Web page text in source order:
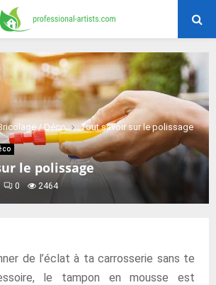
/ Déco Tout savoir sur le polissage
le polissage
0 2464
de l’éclat à ta carrosserie sans te
le tampon en mousse est